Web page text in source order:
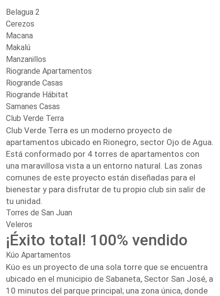
Belagua 2
Cerezos
Macana
Makalú
Manzanillos
Riogrande Apartamentos
Riogrande Casas
Riogrande Hábitat
Samanes Casas
Club Verde Terra
Club Verde Terra es un moderno proyecto de
apartamentos ubicado en Rionegro, sector Ojo de Agua.
Está conformado por 4 torres de apartamentos con
una maravillosa vista a un entorno natural. Las zonas
comunes de este proyecto están diseñadas para el
bienestar y para disfrutar de tu propio club sin salir de
tu unidad.
Torres de San Juan
Veleros
¡Éxito total! 100% vendido
Kúo Apartamentos
Kúo es un proyecto de una sola torre que se encuentra
ubicado en el municipio de Sabaneta, Sector San José, a
10 minutos del parque principal; una zona única, donde